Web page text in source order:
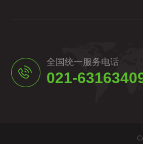
全国统一服务电话
021-